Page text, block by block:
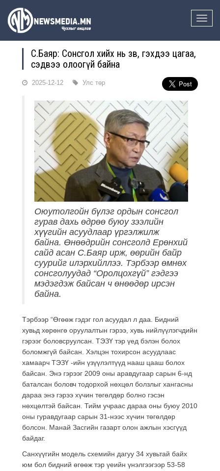
Toggle
C.Баяр: Сонсгол хийх нь зөв, гэхдээ цагаа,
сэдвээ олоогүй байна
2025-12-12 Улс төр
Оюутолгойн бүлэг ордын сонсгол
гурав дахь өдрөө буюу зээлийн
хүүгийн асуудлаар үргэлжилж
байна. Өнөөдрийн сонсголд Ерөнхий
сайд асан С.Баяр ирж, өөрийн байр
суурийг илэрхийллээ. Тэрбээр өмнөх
сонсголуудад “Оролцохгүй” гэдгээ
мэдэгдэж байсан ч өнөөдөр ирсэн
байна.
Тэрбээр “Өгөөж гэдэг гол асуудал л даа. Бидний
хувьд хөрөнгө оруулалтын гэрээ, хувь нийлүүлэгчдийн
гэрээг боловсруулсан. ТЭЗҮ тэр үед бэлэн болох
боломжгүй байсан. Хэлцэн тохирсон асуудлаас
хамаарч ТЭЗҮ -ийн үзүүлэлтүүд нааш цааш болох
байсан. Энэ гэрээг 2009 оны аравдугаар сарын 6-нд
баталсан боловч тодорхой нөхцөл болзлыг хангасны
дараа энэ гэрээ хүчин төгөлдөр болно гэсэн
нөхцөлтэй байсан. Тийм учраас дараа оны буюу 2010
оны гуравдугаар сарын 31-нээс хүчин төгөлдөр
болсон. Манай Засгийн газарт олон ажлын хэсгүүд
байдаг.
Санхүүгийн модель схемийн дагуу 34 хувьтай байх
юм бол бидний өгөөж тэр үеийн үнэлгээгээр 53-58